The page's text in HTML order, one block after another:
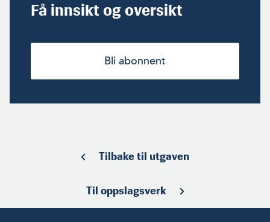
Få innsikt og oversikt
Bli abonnent
Tilbake til utgaven
Til oppslagsverk